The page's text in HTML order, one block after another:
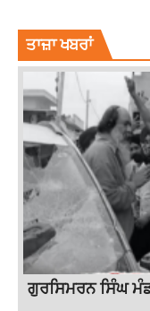
ਤਾਜ਼ਾ ਖਬਰਾਂ
ਗੁਰਸਿਮਰਨ ਸਿੰਘ